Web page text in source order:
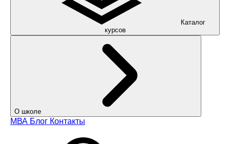
Каталог
курсов
О школе
МВА Блог Контакты